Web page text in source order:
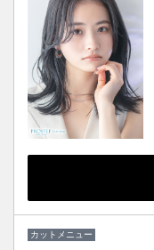
カットメニュー